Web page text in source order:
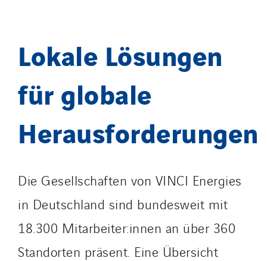
Lokale Lösungen
für globale
Herausforderungen
Die Gesellschaften von VINCI Energies
in Deutschland sind bundesweit mit
18.300 Mitarbeiter:innen an über 360
Standorten präsent. Eine Übersicht